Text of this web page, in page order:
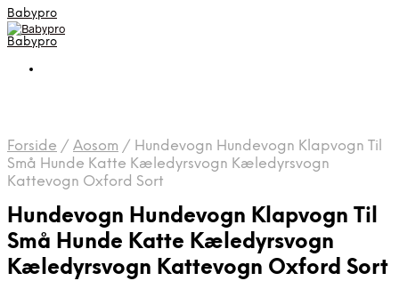
Babypro
Babypro
Forside / Aosom / Hundevogn Hundevogn Klapvogn Til
Små Hunde Katte Kæledyrsvogn Kæledyrsvogn
Kattevogn Oxford Sort
Hundevogn Hundevogn Klapvogn Til
Små Hunde Katte Kæledyrsvogn
Kæledyrsvogn Kattevogn Oxford Sort